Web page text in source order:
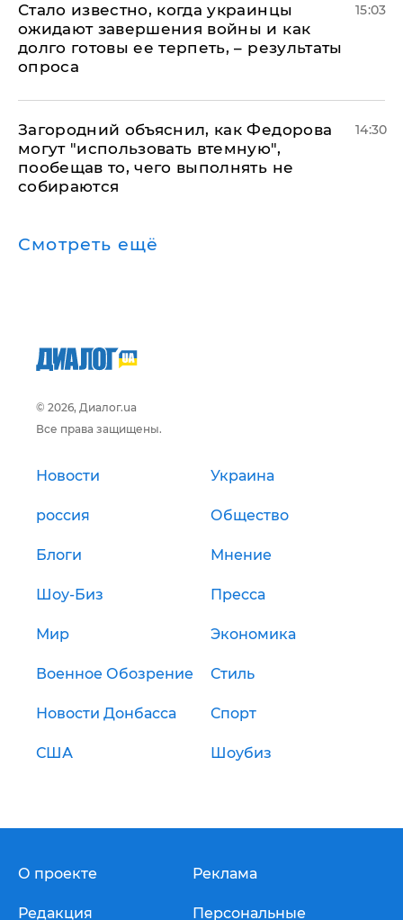
Стало известно, когда украинцы
ожидают завершения войны и как
долго готовы ее терпеть, – результаты
опроса
15:03
Загородний объяснил, как Федорова
могут "использовать втемную",
пообещав то, чего выполнять не
собираются
14:30
Смотреть ещё
© 2026, Диалог.ua
Все права защищены.
Новости Украина
россия Общество
Блоги Мнение
Шоу-Биз Пресса
Мир Экономика
Военное Обозрение Стиль
Новости Донбасса Спорт
США Шоубиз
О проекте
Редакция
Реклама
Персональные